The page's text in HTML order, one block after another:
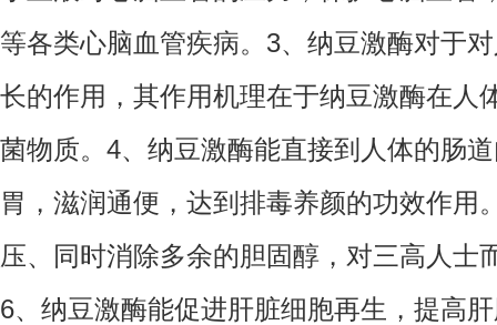
等各类心脑血管疾病。3、纳豆激酶对于
长的作用，其作用机理在于纳豆激酶在人
菌物质。4、纳豆激酶能直接到人体的肠
胃，滋润通便，达到排毒养颜的功效作用
压、同时消除多余的胆固醇，对三高人士
6、纳豆激酶能促进肝脏细胞再生，提高